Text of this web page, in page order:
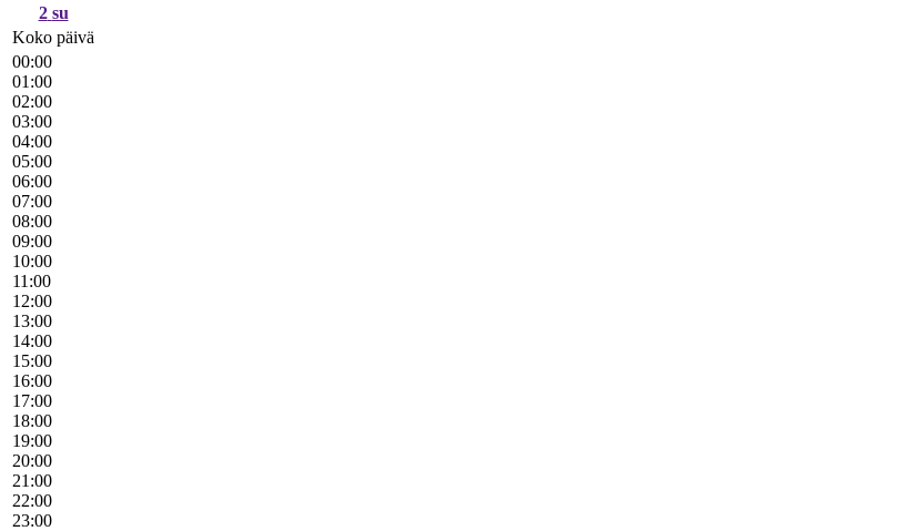
2 su
Koko päivä
00:00
01:00
02:00
03:00
04:00
05:00
06:00
07:00
08:00
09:00
10:00
11:00
12:00
13:00
14:00
15:00
16:00
17:00
18:00
19:00
20:00
21:00
22:00
23:00